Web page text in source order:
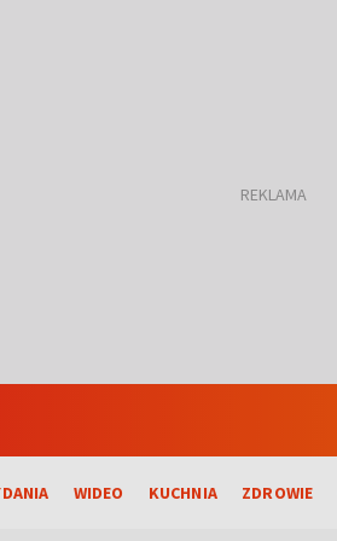
WIDEO KUCHNIA ZDROWIE